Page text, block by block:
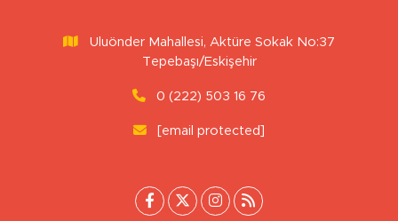
Uluönder Mahallesi, Aktüre Sokak No:37
Tepebaşı/Eskişehir
0 (222) 503 16 76
[email protected]